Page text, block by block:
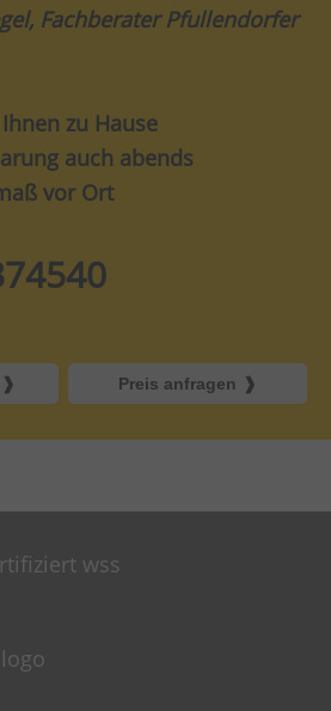
Fachberater Pfullendorfer
zu Hause
auch abends
vor Ort
Preis anfragen